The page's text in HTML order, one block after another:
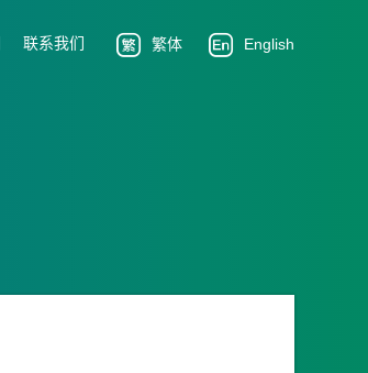
联系我们 繁体 English